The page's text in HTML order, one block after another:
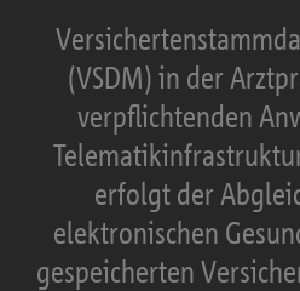
(VSDM) in der
verpflichtenden
erfolgt der
elektronischen
gespeicherten